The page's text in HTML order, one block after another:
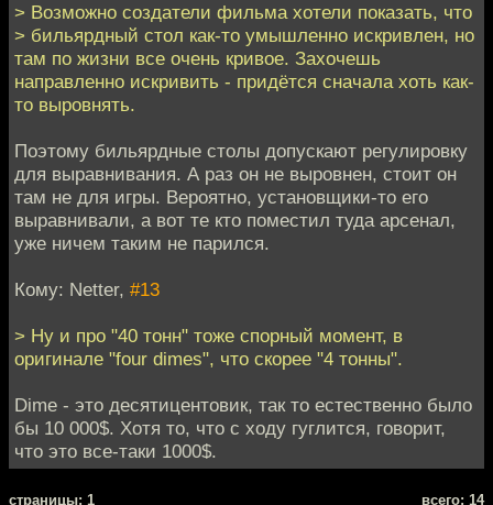
> Возможно создатели фильма хотели показать, что
> бильярдный стол как-то умышленно искривлен, но
там по жизни все очень кривое. Захочешь
направленно искривить - придётся сначала хоть как-
то выровнять.
Поэтому бильярдные столы допускают регулировку
для выравнивания. А раз он не выровнен, стоит он
там не для игры. Вероятно, установщики-то его
выравнивали, а вот те кто поместил туда арсенал,
уже ничем таким не парился.
Кому: Netter, #13
> Ну и про "40 тонн" тоже спорный момент, в
оригинале "four dimes", что скорее "4 тонны".
Dime - это десятицентовик, так то естественно было
бы 10 000$. Хотя то, что с ходу гуглится, говорит,
что это все-таки 1000$.
cтраницы: 1 всего: 14